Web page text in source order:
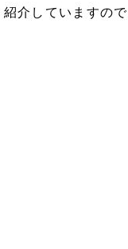
介していますので